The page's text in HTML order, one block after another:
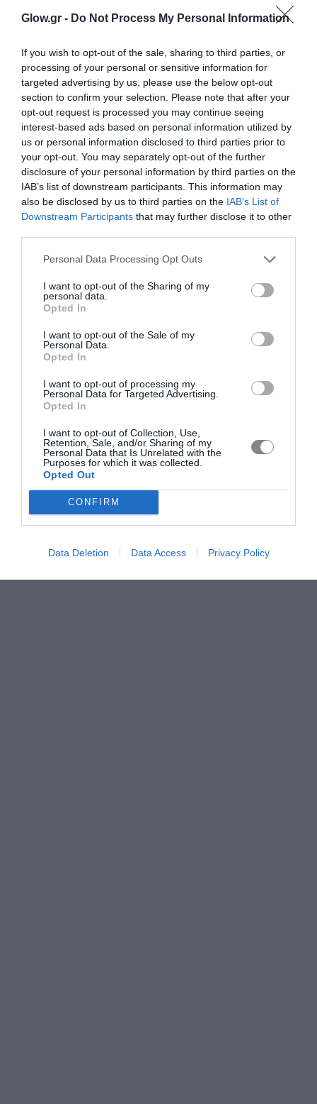
Glow.gr - Do Not Process My Personal Information
If you wish to opt-out of the sale, sharing to third parties, or
processing of your personal or sensitive information for
targeted advertising by us, please use the below opt-out
section to confirm your selection. Please note that after your
opt-out request is processed you may continue seeing
interest-based ads based on personal information utilized by
us or personal information disclosed to third parties prior to
your opt-out. You may separately opt-out of the further
disclosure of your personal information by third parties on the
IAB’s list of downstream participants. This information may
also be disclosed by us to third parties on the IAB’s List of
Downstream Participants that may further disclose it to other
Personal Data Processing Opt Outs
I want to opt-out of the Sharing of my
personal data.
Opted In
I want to opt-out of the Sale of my
Personal Data.
Opted In
I want to opt-out of processing my
Personal Data for Targeted Advertising.
Opted In
I want to opt-out of Collection, Use,
Retention, Sale, and/or Sharing of my
Personal Data that Is Unrelated with the
Purposes for which it was collected.
Opted Out
CONFIRM
Data Deletion Data Access Privacy Policy